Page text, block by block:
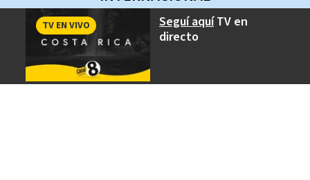
Seguí aquíTV en
directo
TV EN VIVO